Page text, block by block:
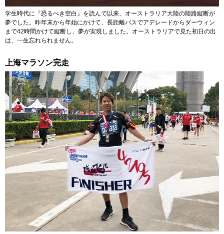
学生時代に『恐るべき空白』を読んで以来、オーストラリア大陸の陸路縦断が
夢でした。昨年末から年始にかけて、長距離バスでアデレードからダーウィン
まで42時間かけて縦断し、夢が実現しました。オーストラリアで見た初日の出
は、一生忘れられません。
上海マラソン完走